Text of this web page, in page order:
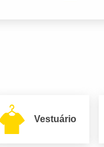
Vestuário